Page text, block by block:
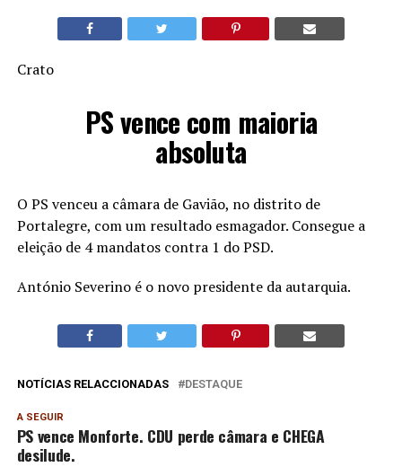
Crato
PS vence com maioria
absoluta
O PS venceu a câmara de Gavião, no distrito de
Portalegre, com um resultado esmagador. Consegue a
eleição de 4 mandatos contra 1 do PSD.
António Severino é o novo presidente da autarquia.
NOTÍCIAS RELACCIONADAS DESTAQUE
A SEGUIR
PS vence Monforte. CDU perde câmara e CHEGA
desilude.